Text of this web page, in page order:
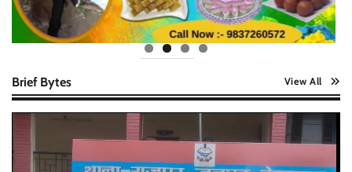
Brief Bytes View All